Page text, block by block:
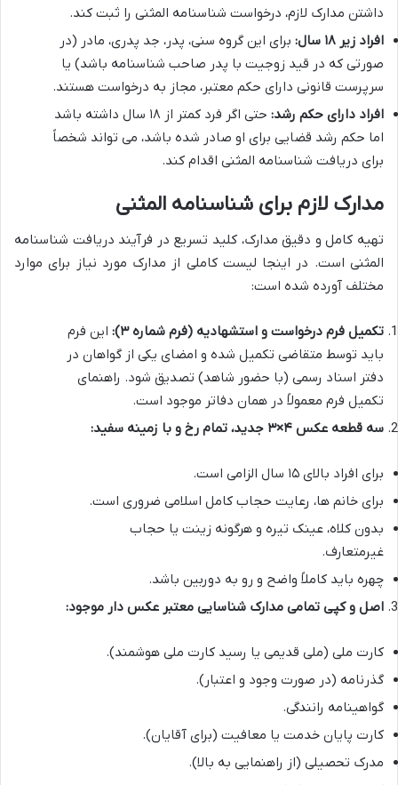
داشتن مدارک لازم، درخواست شناسنامه المثنی را ثبت کند.
افراد زیر ۱۸ سال:
برای این گروه سنی، پدر، جد پدری، مادر (در
صورتی که در قید زوجیت با پدر صاحب شناسنامه باشد) یا
سرپرست قانونی دارای حکم معتبر، مجاز به درخواست هستند.
افراد دارای حکم رشد:
حتی اگر فرد کمتر از ۱۸ سال داشته باشد
اما حکم رشد قضایی برای او صادر شده باشد، می تواند شخصاً
برای دریافت شناسنامه المثنی اقدام کند.
مدارک لازم برای شناسنامه المثنی
تهیه کامل و دقیق مدارک، کلید تسریع در فرآیند دریافت شناسنامه
المثنی است. در اینجا لیست کاملی از مدارک مورد نیاز برای موارد
مختلف آورده شده است:
تکمیل فرم درخواست و استشهادیه (فرم شماره ۳):
این فرم
باید توسط متقاضی تکمیل شده و امضای یکی از گواهان در
دفتر اسناد رسمی (با حضور شاهد) تصدیق شود. راهنمای
تکمیل فرم معمولاً در همان دفاتر موجود است.
سه قطعه عکس ۴×۳ جدید، تمام رخ و با زمینه سفید:
برای افراد بالای ۱۵ سال الزامی است.
برای خانم ها، رعایت حجاب کامل اسلامی ضروری است.
بدون کلاه، عینک تیره و هرگونه زینت یا حجاب
غیرمتعارف.
چهره باید کاملاً واضح و رو به دوربین باشد.
اصل و کپی تمامی مدارک شناسایی معتبر عکس دار موجود:
کارت ملی (ملی قدیمی یا رسید کارت ملی هوشمند).
گذرنامه (در صورت وجود و اعتبار).
گواهینامه رانندگی.
کارت پایان خدمت یا معافیت (برای آقایان).
مدرک تحصیلی (از راهنمایی به بالا).